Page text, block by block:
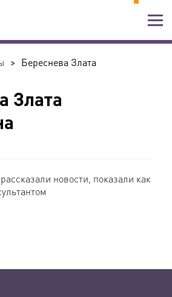
> Береснева Злата
Злата
новости, показали как